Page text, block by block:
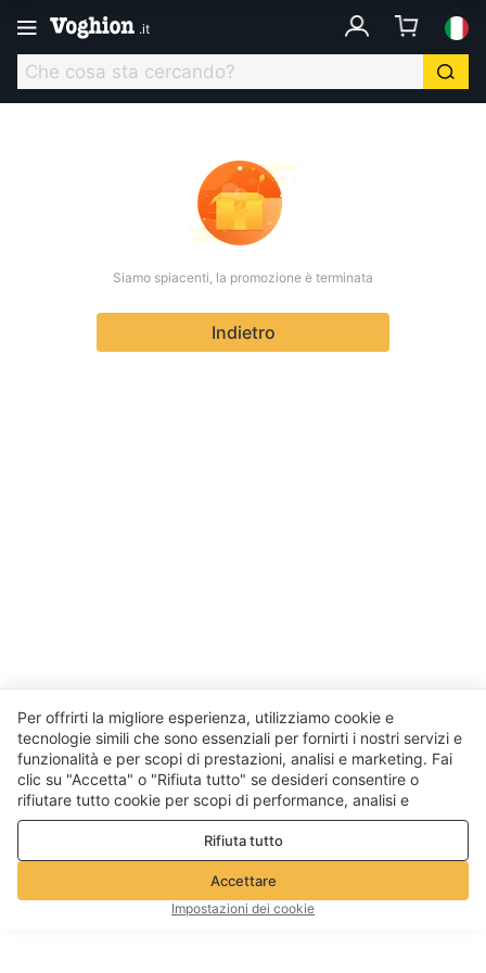
.it
Siamo spiacenti, la promozione è terminata
Indietro
Per offrirti la migliore esperienza, utilizziamo cookie e
tecnologie simili che sono essenziali per fornirti i nostri servizi e
funzionalità e per scopi di prestazioni, analisi e marketing. Fai
clic su "Accetta" o "Rifiuta tutto" se desideri consentire o
rifiutare tutto cookie per scopi di performance, analisi e
marketing. Per maggiori dettagli consultare la nostraPolitica
Rifiuta tutto
Accettare
Impostazioni dei cookie